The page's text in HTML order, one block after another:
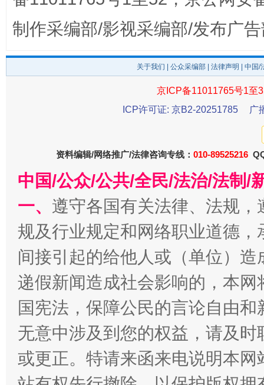
东山县通报“牛蛙产品抗生素超标问题” 法
千年窑火 生生不息
制作采编部/影视采编部/发布广
关于我们 公众采编部 法律声明 | 中国
京ICP备11011765号1至
ICP许可证: 京B2-20251785
广
资料编辑/网络推广/法律咨询专线： 010-89525216
中国/公众/公共/全民/法治/法制/
一、 遵守各国有关法律、法规
规及行业规定和网络职业道德
间接引起的给他人或（单位）
递假新闻造成社会影响的，本
国宪法，保障公民的言论自由
无意中涉及到您的权益，请及
或更正。特请来函来电说明本